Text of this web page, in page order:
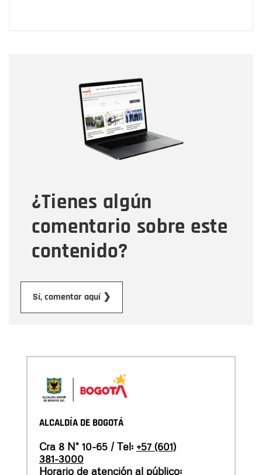
¿Tienes algún
comentario sobre este
contenido?
Sí, comentar aquí ❯
Correo electrónico
Tipo de comentario
Mensaje
ALCALDÍA DE BOGOTÁ
Cra 8 N° 10-65 / Tel: +57 (601)
381-3000
Horario de atención al público: